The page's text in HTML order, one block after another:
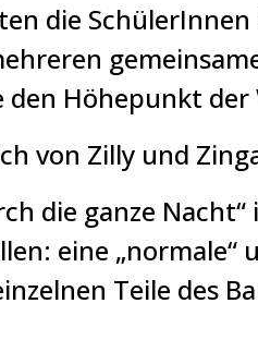
die SchülerInnen
den Höhepunkt der
von Zilly und
die ganze
eine „normale“
Teile des